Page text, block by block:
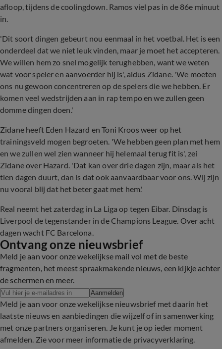
afloop, tijdens de coolingdown. Ramos viel pas in de 86e minuut
in.
'Dit soort dingen gebeurt nou eenmaal in het voetbal. Het is een
onderdeel dat we niet leuk vinden, maar je moet het accepteren.
We willen hem zo snel mogelijk terughebben, want we weten
wat voor speler en aanvoerder hij is', aldus Zidane. 'We moeten
ons nu gewoon concentreren op de spelers die we hebben. Er
komen veel wedstrijden aan in rap tempo en we zullen geen
domme dingen doen.'
Zidane heeft Eden Hazard en Toni Kroos weer op het
trainingsveld mogen begroeten. 'We hebben geen plan met hem
en we zullen wel zien wanneer hij helemaal terug fit is', zei
Zidane over Hazard. 'Dat kan over drie dagen zijn, maar als het
tien dagen duurt, dan is dat ook aanvaardbaar voor ons. Wij zijn
nu vooral blij dat het beter gaat met hem.'
Real neemt het zaterdag in La Liga op tegen Eibar. Dinsdag is
Liverpool de tegenstander in de Champions League. Over acht
dagen wacht FC Barcelona.
Ontvang onze nieuwsbrief
Meld je aan voor onze wekelijkse mail vol met de beste
fragmenten, het meest spraakmakende nieuws, een kijkje achter
de schermen en meer.
Aanmelden
Meld je aan voor onze wekelijkse nieuwsbrief met daarin het
laatste nieuws en aanbiedingen die wijzelf of in samenwerking
met onze partners organiseren. Je kunt je op ieder moment
afmelden. Zie voor meer informatie de privacyverklaring.